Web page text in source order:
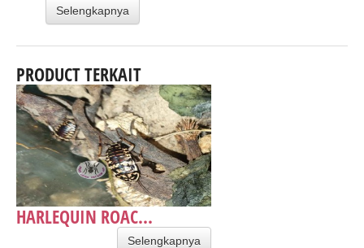
Selengkapnya
PRODUCT TERKAIT
HARLEQUIN ROAC...
Selengkapnya